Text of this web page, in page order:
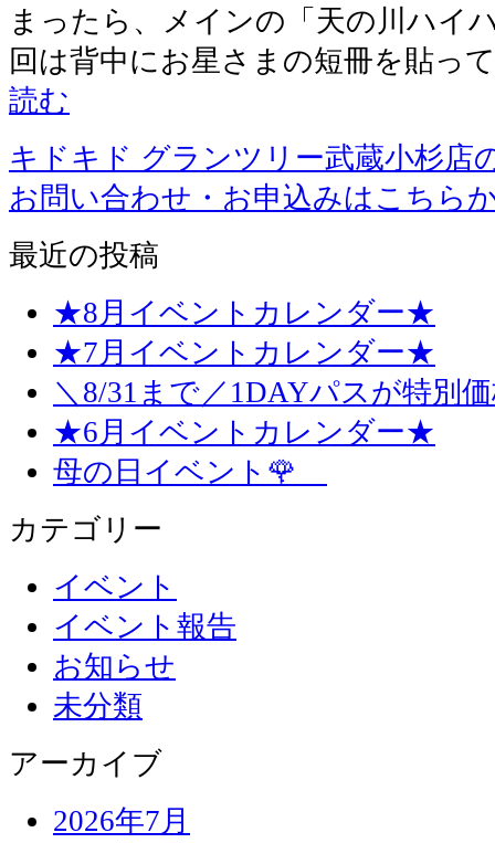
まったら、メインの「天の川ハイ
回は背中にお星さまの短冊を貼っ
読む
キドキド グランツリー武蔵小杉店
お問い合わせ・お申込みはこちら
最近の投稿
★8月イベントカレンダー★
★7月イベントカレンダー★
＼8/31まで／1DAYパスが特別
★6月イベントカレンダー★
母の日イベント🌹
カテゴリー
イベント
イベント報告
お知らせ
未分類
アーカイブ
2026年7月